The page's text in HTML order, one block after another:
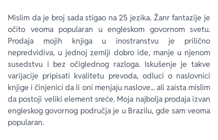
Mislim da je broj sada stigao na 25 jezika. Žanr fantazije je
očito veoma popularan u engleskom govornom svetu.
Prodaja mojih knjiga u inostranstvu je prilično
nepredvidiva, u jednoj zemlji dobro ide, manje u njenom
susedstvu i bez očiglednog razloga. Iskušenje je takve
varijacije pripisati kvalitetu prevoda, odluci o naslovnici
knjige i činjenici da li oni menjaju naslove... ali zaista mislim
da postoji veliki element sreće. Moja najbolja prodaja izvan
engleskog govornog područja je u Brazilu, gde sam veoma
popularan.